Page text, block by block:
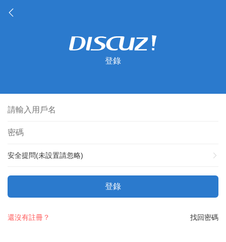
登錄
安全提問(未設置請忽略)
登錄
找回密碼
還沒有註冊？